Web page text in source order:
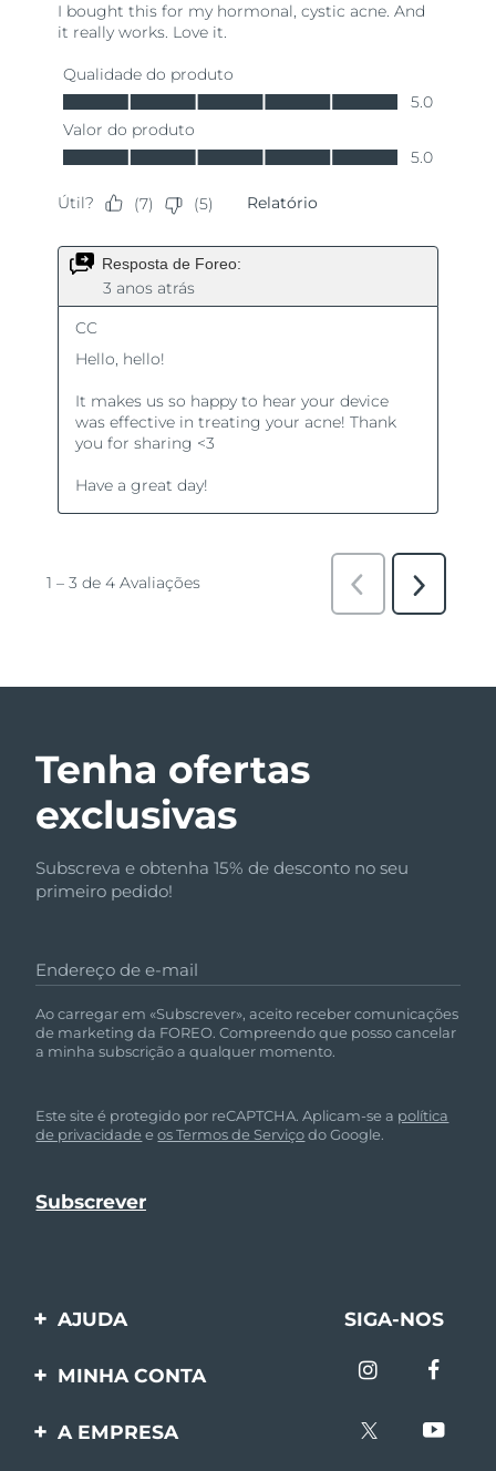
Tenha ofertas
exclusivas
Subscreva e obtenha 15% de desconto no seu
primeiro pedido!
Endereço de e-mail
Ao carregar em «Subscrever», aceito receber comunicações
de marketing da FOREO. Compreendo que posso cancelar
a minha subscrição a qualquer momento.
Este site é protegido por reCAPTCHA. Aplicam-se a política
de privacidade eos Termos de Serviçodo Google.
AJUDA
Entre em contato
SIGA-NOS
MINHA CONTA
Registro de produto
A EMPRESA